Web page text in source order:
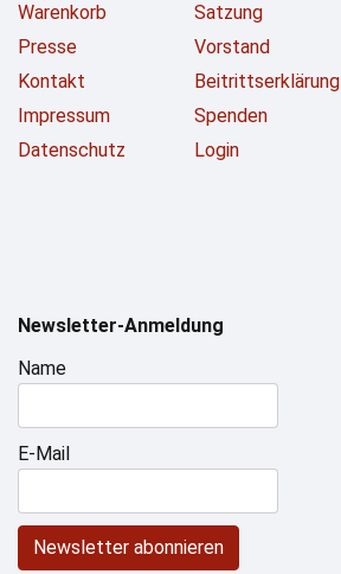
Warenkorb
Presse
Kontakt
Impressum
Datenschutz
Satzung
Vorstand
Beitrittserklärung
Spenden
Login
Newsletter-Anmeldung
Name
E-Mail
Newsletter abonnieren